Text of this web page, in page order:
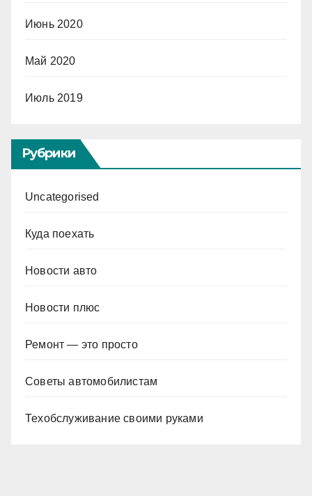
Июнь 2020
Май 2020
Июль 2019
Рубрики
Uncategorised
Куда поехать
Новости авто
Новости плюс
Ремонт — это просто
Советы автомобилистам
Техобслуживание своими руками